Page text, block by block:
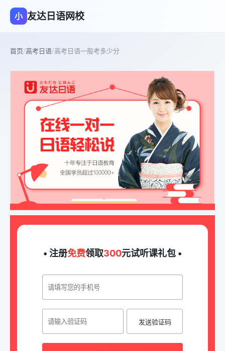
小 友达日语网校
首页/高考日语/高考日语一般考多少分
• 注册免费领取300元试听课礼包 •
发送验证码